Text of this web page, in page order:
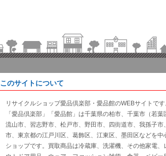
このサイトについて
リサイクルショップ愛品倶楽部・愛品館のWEBサイトです
「愛品倶楽部」「愛品館」は千葉県の柏市、千葉市（若
流山市、習志野市、松戸市、野田市、四街道市、我孫子
市、東京都の江戸川区、葛飾区、江東区、墨田区などを
ショップです。買取商品は冷蔵庫、洗濯機、その他家電